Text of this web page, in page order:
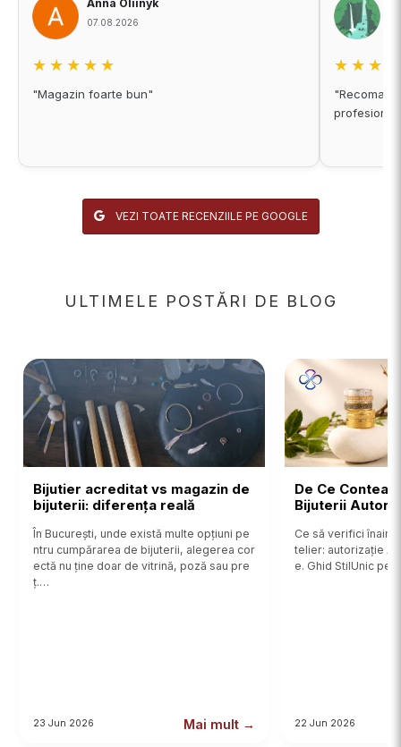
Anna Oliinyk
07.08.2026
★★★★★
"Magazin foarte bun"
VEZI TOATE RECENZIILE PE GOOGLE
ULTIMELE POSTĂRI DE BLOG
Bijutier acreditat vs magazin de
bijuterii: diferența reală
În București, unde există multe opțiuni pe
ntru cumpărarea de bijuterii, alegerea cor
ectă nu ține doar de vitrină, poză sau pre
ț.…
23 Jun 2026 Mai mult →
De Ce
Bijuterii
Ce să verifici
telier: autorizație
e. Ghid StilUnic
22 Jun 2026